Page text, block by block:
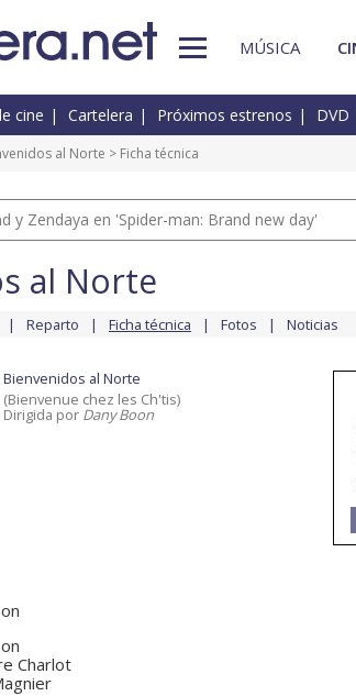
MÚSICA
cine Cartelera Próximos estrenos DVD
al Norte > Ficha técnica
y Zendaya en 'Spider-man: Brand new day'
al Norte
Reparto Ficha técnica Fotos Noticias
Bienvenidos al Norte
(Bienvenue chez les Ch'tis)
Dirigida por Dany Boon
Charlot